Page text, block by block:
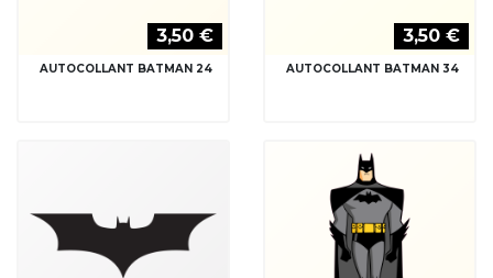
3,50 €
AUTOCOLLANT BATMAN 24
3,50 €
AUTOCOLLANT BATMAN 34